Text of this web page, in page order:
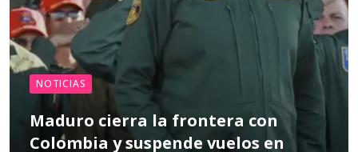
NOTICIAS
Maduro cierra la frontera con
Colombia y suspende vuelos en